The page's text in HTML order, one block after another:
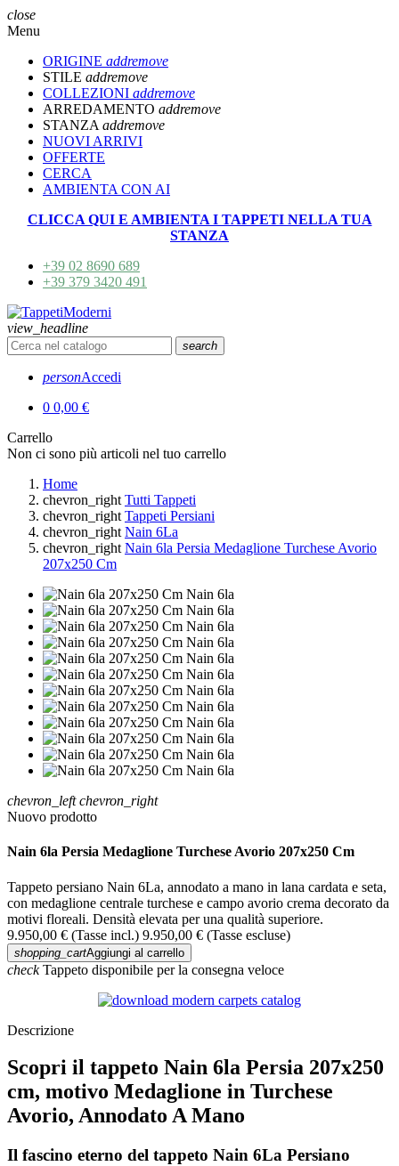
close
Menu
ORIGINE addremove
STILE addremove
COLLEZIONI addremove
ARREDAMENTO addremove
STANZA addremove
NUOVI ARRIVI
OFFERTE
CERCA
AMBIENTA CON AI
CLICCA QUI E AMBIENTA I TAPPETI NELLA TUA
STANZA
+39 02 8690 689
+39 379 3420 491
view_headline
search
personAccedi
0 0,00 €
Carrello
Non ci sono più articoli nel tuo carrello
Home
chevron_right Tutti Tappeti
chevron_right Tappeti Persiani
chevron_right Nain 6La
chevron_right Nain 6la Persia Medaglione Turchese Avorio
207x250 Cm
chevron_left chevron_right
Nuovo prodotto
Nain 6la Persia Medaglione Turchese Avorio 207x250 Cm
Tappeto persiano Nain 6La, annodato a mano in lana cardata e seta,
con medaglione centrale turchese e campo avorio crema decorato da
motivi floreali. Densità elevata per una qualità superiore.
9.950,00 € (Tasse incl.) 9.950,00 € (Tasse escluse)
shopping_cartAggiungi al carrello
checkTappeto disponibile per la consegna veloce
Descrizione
Scopri il tappeto Nain 6la Persia 207x250
cm, motivo Medaglione in Turchese
Avorio, Annodato A Mano
Il fascino eterno del tappeto Nain 6La Persiano